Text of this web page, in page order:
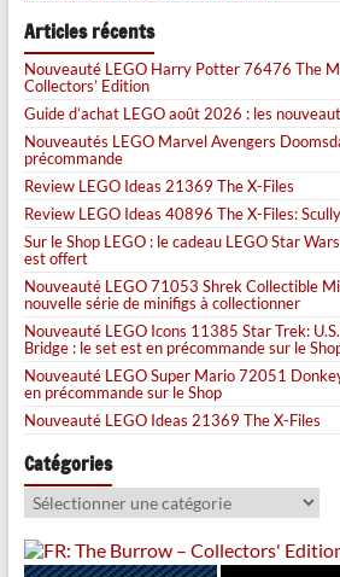
Articles récents
Nouveauté LEGO Harry Potter 76476 The
Collectors’ Edition
Guide d’achat LEGO août 2026 : les
Nouveautés LEGO Marvel Avengers
précommande
Review LEGO Ideas 21369 The X-Files
Review LEGO Ideas 40896 The X-Files:
Sur le Shop LEGO : le cadeau LEGO Star
est offert
Nouveauté LEGO 71053 Shrek Collectible
nouvelle série de minifigs à collectionner
Nouveauté LEGO Icons 11385 Star Trek:
Bridge : le set est en précommande sur le
Nouveauté LEGO Super Mario 72051
en précommande sur le Shop
Nouveauté LEGO Ideas 21369 The X-Files
Catégories
Catégories